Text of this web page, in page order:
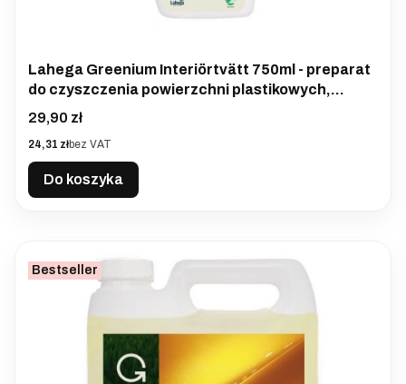
Lahega Greenium Interiörtvätt 750ml - preparat
do czyszczenia powierzchni plastikowych,
tekstylnych, gumowych
Cena
29,90 zł
Cena
24,31 złbez VAT
Do koszyka
Bestseller